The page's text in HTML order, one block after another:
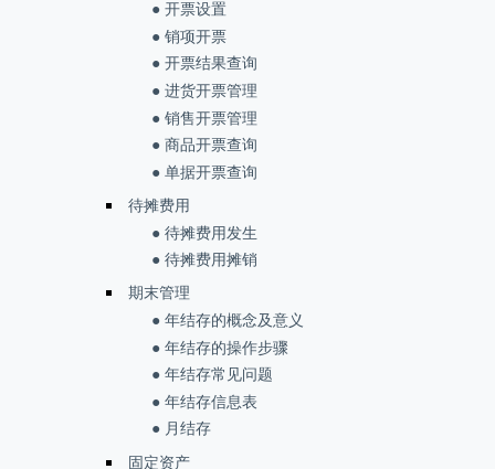
● 开票设置
● 销项开票
● 开票结果查询
● 进货开票管理
● 销售开票管理
● 商品开票查询
● 单据开票查询
待摊费用
● 待摊费用发生
● 待摊费用摊销
期末管理
● 年结存的概念及意义
● 年结存的操作步骤
● 年结存常见问题
● 年结存信息表
● 月结存
固定资产